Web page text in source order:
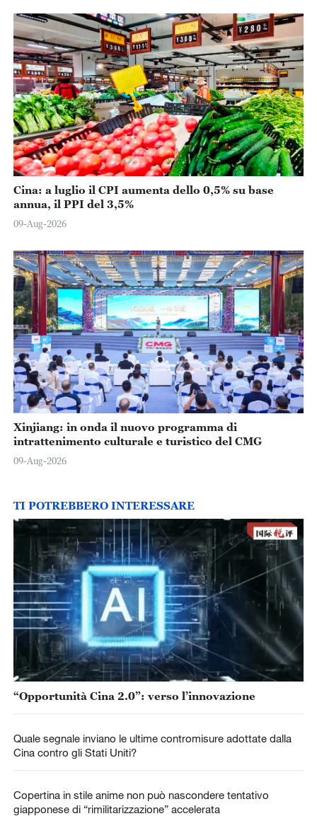
Cina: a luglio il CPI aumenta dello 0,5% su base
annua, il PPI del 3,5%
09-Aug-2026
Xinjiang: in onda il nuovo programma di
intrattenimento culturale e turistico del CMG
09-Aug-2026
TI POTREBBERO INTERESSARE
“Opportunità Cina 2.0”: verso l’innovazione
Quale segnale inviano le ultime contromisure adottate dalla
Cina contro gli Stati Uniti?
Copertina in stile anime non può nascondere tentativo
giapponese di “rimilitarizzazione” accelerata